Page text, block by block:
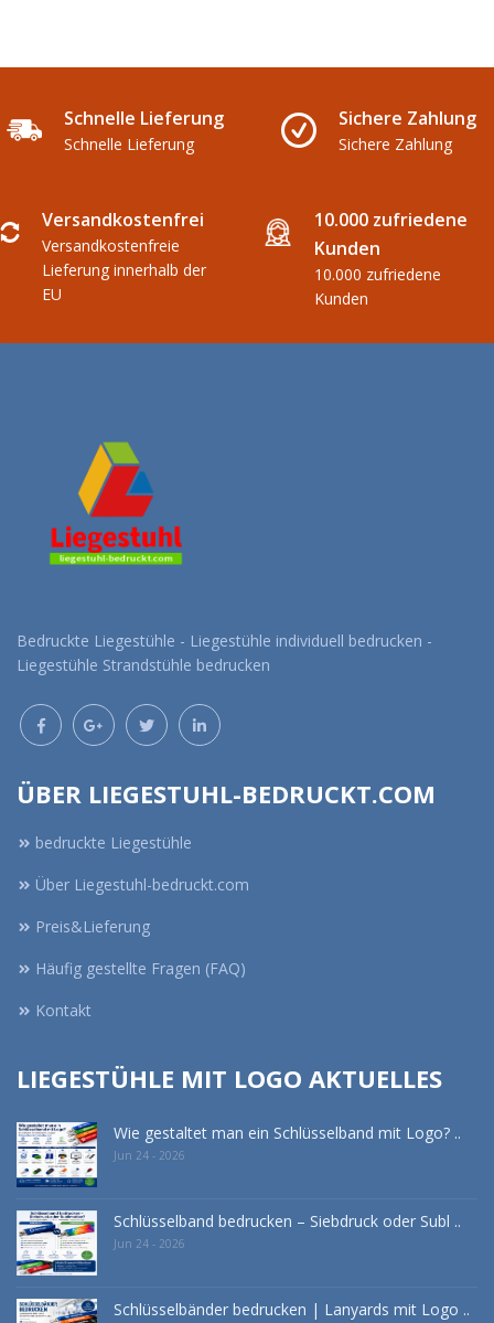
Schnelle Lieferung
Schnelle Lieferung
Sichere Zahlung
Sichere Zahlung
Versandkostenfrei
Versandkostenfreie
Lieferung innerhalb der
EU
10.000 zufriedene
Kunden
10.000 zufriedene
Kunden
Bedruckte Liegestühle - Liegestühle individuell bedrucken -
Liegestühle Strandstühle bedrucken
ÜBER LIEGESTUHL-BEDRUCKT.COM
bedruckte Liegestühle
Über Liegestuhl-bedruckt.com
Preis&Lieferung
Häufig gestellte Fragen (FAQ)
Kontakt
LIEGESTÜHLE MIT LOGO AKTUELLES
Wie gestaltet man ein Schlüsselband mit Logo? ..
Jun 24 - 2026
Schlüsselband bedrucken – Siebdruck oder Subl ..
Jun 24 - 2026
Schlüsselbänder bedrucken | Lanyards mit Logo ..